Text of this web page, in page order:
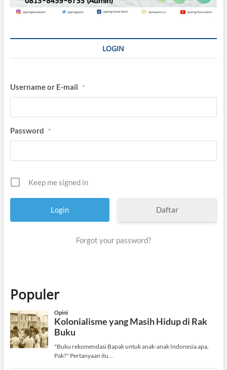
LOGIN
Username or E-mail *
Password *
Keep me signed in
Daftar
Forgot your password?
Populer